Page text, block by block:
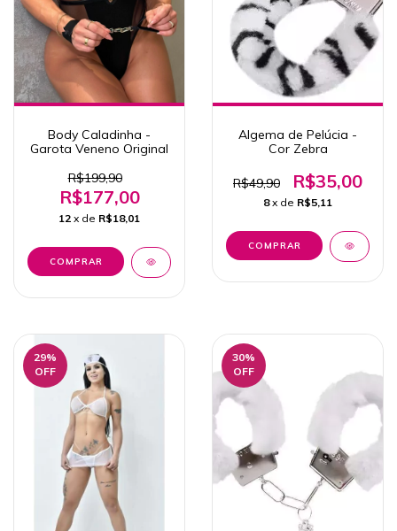
Body Caladinha -
Garota Veneno Original
R$199,90
R$177,00
12 x de R$18,01
COMPRAR
Algema de Pelúcia -
Cor Zebra
R$49,90 R$35,00
8 x de R$5,11
29%
OFF
30%
OFF